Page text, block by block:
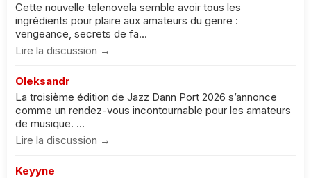
Cette nouvelle telenovela semble avoir tous les
ingrédients pour plaire aux amateurs du genre :
vengeance, secrets de fa...
Lire la discussion →
Oleksandr
La troisième édition de Jazz Dann Port 2026 s’annonce
comme un rendez-vous incontournable pour les amateurs
de musique. ...
Lire la discussion →
Keyyne